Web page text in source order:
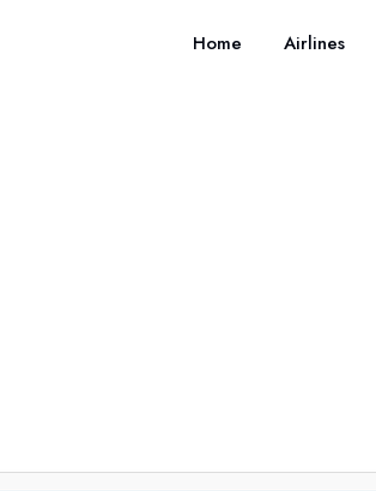
Home Airlines